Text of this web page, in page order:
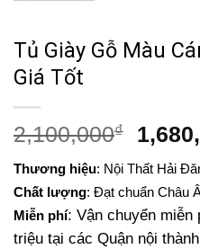
Tủ Giày Gỗ Màu
Giá Tốt
2,100,000₫
Giá
là:
Thương hiệu: Nội Thất Hải
Chất lượng: Đạt chuẩn Châu
Miễn phí: Vận chuyển
triệu tại các Quận nội